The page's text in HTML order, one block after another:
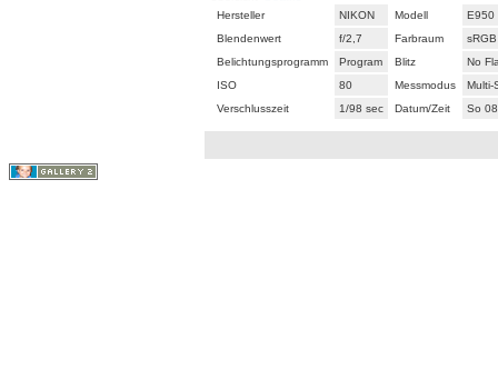
Hersteller
NIKON Modell
E950
Blendenwert
f/2,7 Farbraum
sRGB
Belichtungsprogramm
Program Blitz
No
ISO
80 Messmodus
Multi-
Verschlusszeit
1/98 sec Datum/Zeit So